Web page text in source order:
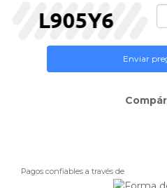
Enviar
Pagos confiables a través de